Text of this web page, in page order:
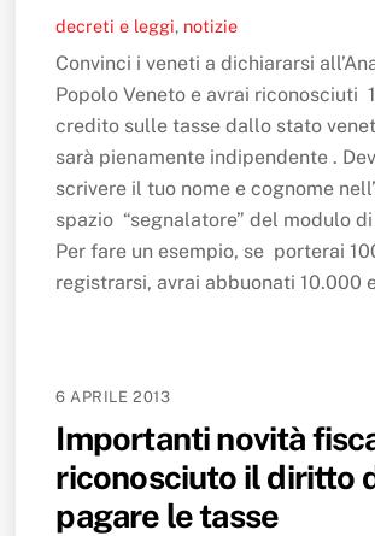
decreti e leggi, notizie
Convinci i veneti a dichiararsi
Popolo Veneto e avrai riconosciuti
credito sulle tasse dallo stato
sarà pienamente indipendente .
scrivere il tuo nome e cognome
spazio “segnalatore” del modulo
Per fare un esempio, se porterai
registrarsi, avrai abbuonati 10.000
6 APRILE 2013
Importanti novità
riconosciuto il diritto
pagare le tasse